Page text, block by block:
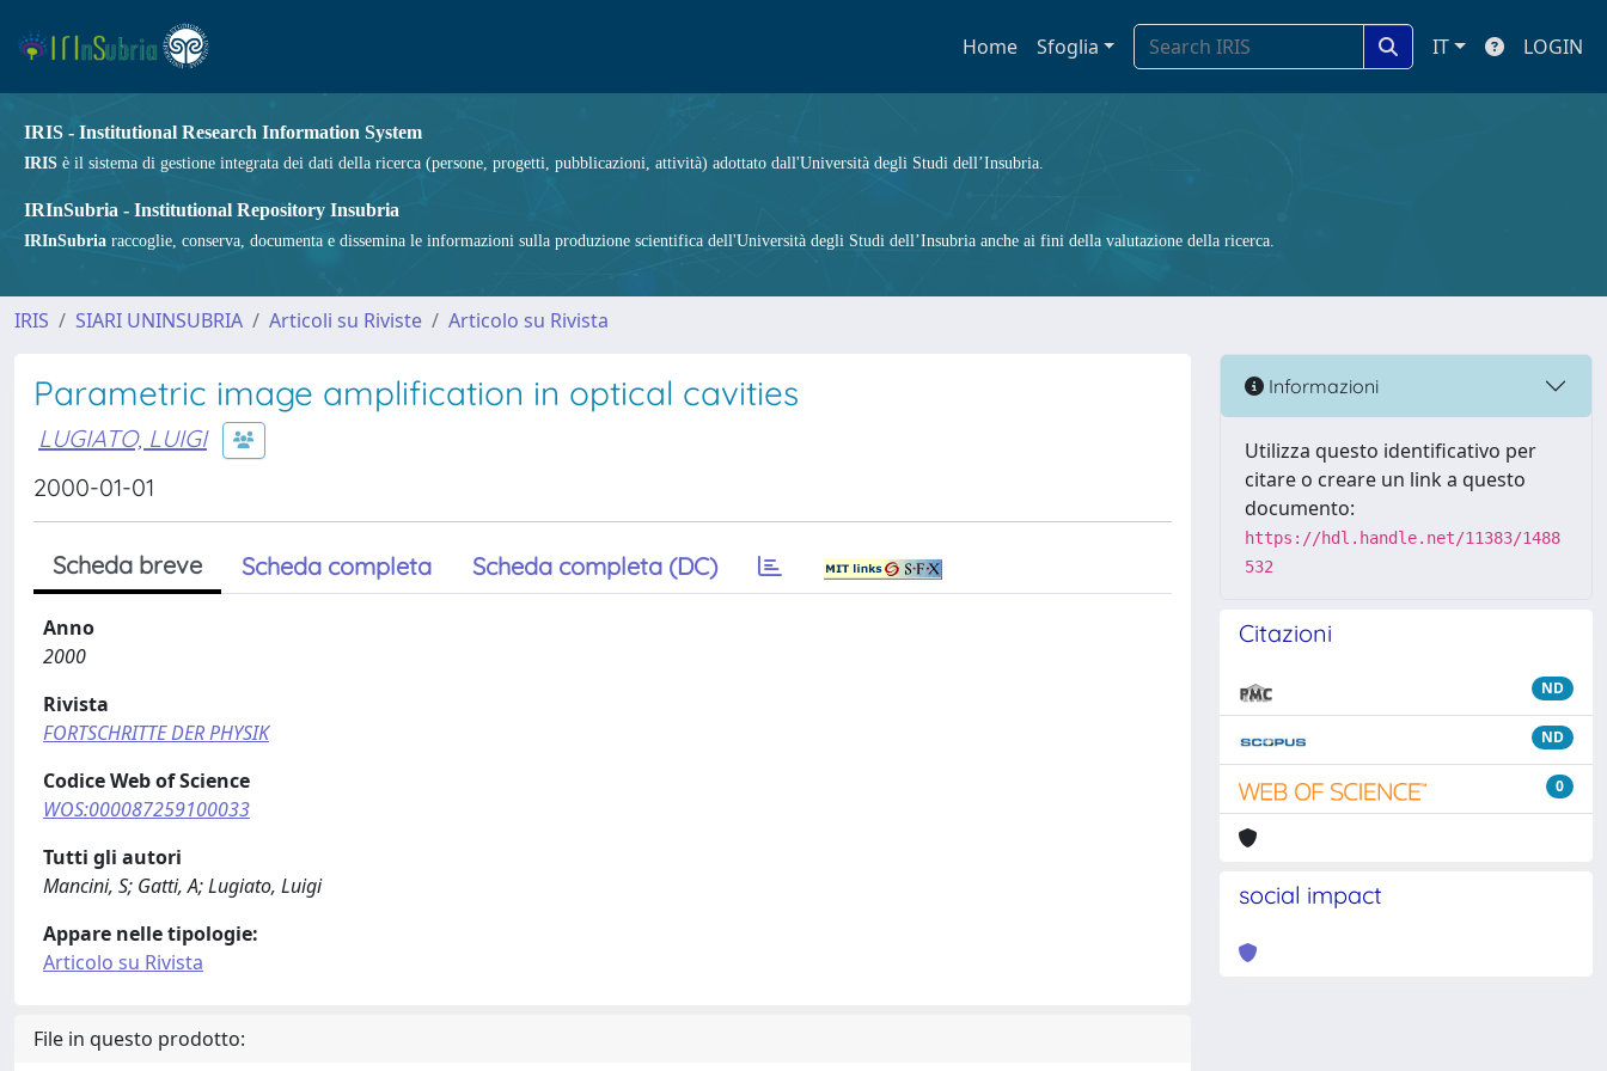
Home Sfoglia IT LOGIN
IRIS - Institutional Research Information System
IRIS è il sistema di gestione integrata dei dati della ricerca (persone, progetti, pubblicazioni, attività) adottato dall'Università degli Studi dell’Insubria.
IRInSubria - Institutional Repository Insubria
IRInSubria raccoglie, conserva, documenta e dissemina le informazioni sulla produzione scientifica dell'Università degli Studi dell’Insubria anche ai fini della valutazione della ricerca.
IRIS SIARI UNINSUBRIA Articoli su Riviste Articolo su Rivista
Parametric image amplification in optical cavities
LUGIATO, LUIGI
2000-01-01
Scheda breve Scheda completa Scheda completa (DC)
Anno
2000
Rivista
FORTSCHRITTE DER PHYSIK
Codice Web of Science
WOS:000087259100033
Tutti gli autori
Mancini, S; Gatti, A; Lugiato, Luigi
Appare nelle tipologie:
Articolo su Rivista
File in questo prodotto:
Informazioni
Utilizza questo identificativo per
citare o creare un link a questo
documento:
https://hdl.handle.net/11383/1488
532
Citazioni
ND
ND
0
social impact